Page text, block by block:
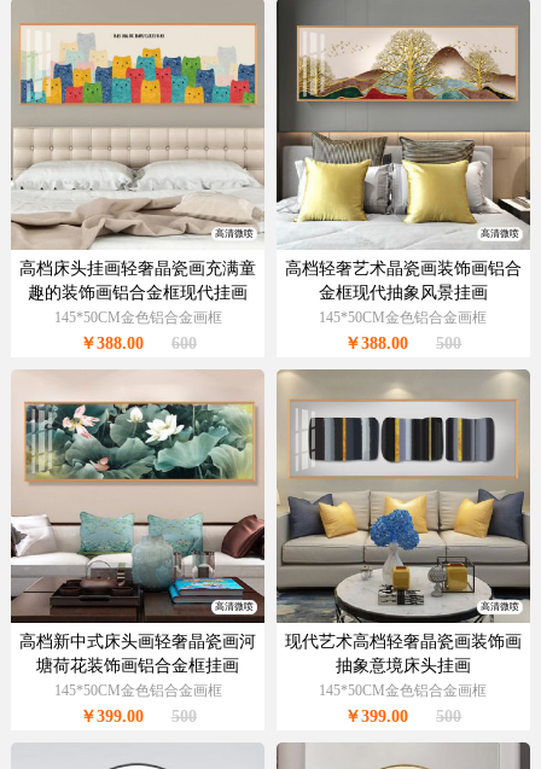
高清微喷
高档床头挂画轻奢晶瓷画充满童
趣的装饰画铝合金框现代挂画
145*50CM金色铝合金画框
￥388.00 600
高清微喷
高档轻奢艺术晶瓷画装饰画铝合
金框现代抽象风景挂画
145*50CM金色铝合金画框
￥388.00 500
高清微喷
高档新中式床头画轻奢晶瓷画河
塘荷花装饰画铝合金框挂画
145*50CM金色铝合金画框
￥399.00 500
高清微喷
现代艺术高档轻奢晶瓷画装饰画
抽象意境床头挂画
145*50CM金色铝合金画框
￥399.00 500